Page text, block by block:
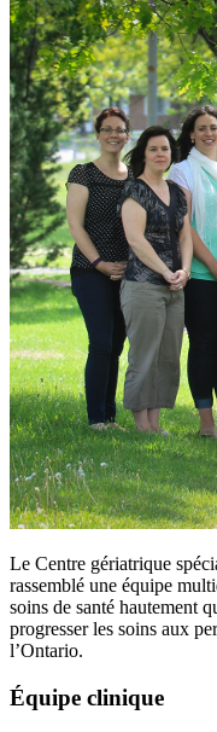
Le Centre gériatrique
rassemblé une équipe
soins de santé hautement
progresser les soins aux
l’Ontario.
Équipe clinique